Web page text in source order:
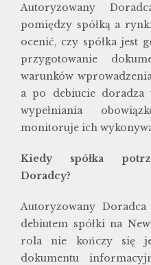
Autoryzowany
pomiędzy spółką a
ocenić, czy spółka jest
przygotowanie
warunków
a po debiucie doradza
wypełniania
monitoruje ich
Kiedy spółka
Doradcy?
Autoryzowany
debiutem spółki na
rola nie kończy się
dokumentu